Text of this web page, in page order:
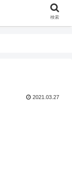
2021.03.27
検索